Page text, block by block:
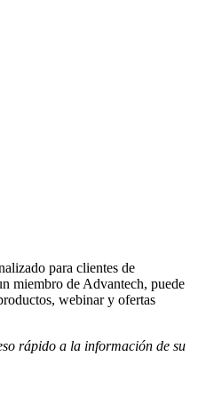
para clientes de
miembro de Advantech, puede
webinar y ofertas
rápido a la información de su